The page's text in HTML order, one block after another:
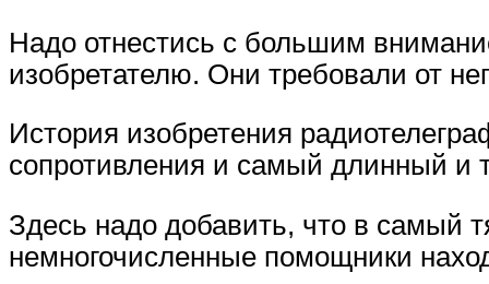
Надо отнестись с большим
изобретателю. Они требовали от
История изобретения
сопротивления и самый длинный и
Здесь надо добавить, что в самый
немногочисленные помощники